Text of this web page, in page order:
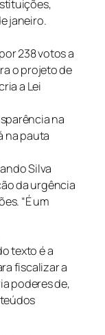
janeiro.
238 votos a
o projeto de
a Lei
na
na pauta
Silva
da urgência
“É um
texto é a
fiscalizar a
poderes de,